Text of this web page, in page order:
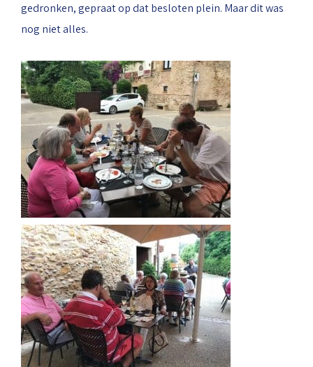
gedronken, gepraat op dat besloten plein. Maar dit was
nog niet alles.